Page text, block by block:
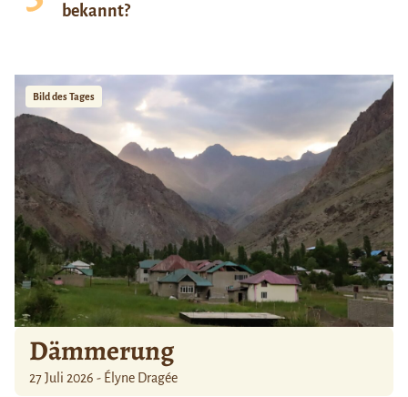
bekannt?
Bild des Tages
Dämmerung
27 Juli 2026 - Élyne Dragée